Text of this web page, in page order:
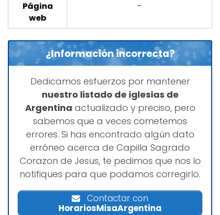
Página
web
-
¿Información incorrecta?
Dedicamos esfuerzos por mantener
nuestro listado de iglesias de
Argentina actualizado y preciso, pero
sabemos que a veces cometemos
errores. Si has encontrado algún dato
erróneo acerca de Capilla Sagrado
Corazon de Jesus, te pedimos que nos lo
notifiques para que podamos corregirlo.
Contactar con
HorariosMisaArgentina